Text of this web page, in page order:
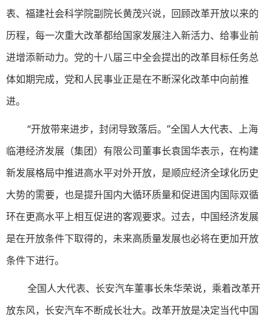
表、福建社会科学院副院长黄茂兴说，回顾改革开放以来的
历程，每一次重大改革都给国家发展注入新活力、给事业前
进增添新动力。党的十八届三中全会提出的改革目标任务总
体如期完成，党和人民事业正是在不断深化改革中向前推
进。
“开放带来进步，封闭导致落后。”全国人大代表、上海
临港经济发展（集团）有限公司董事长袁国华表示，在构建
新发展格局中推进高水平对外开放，是顺应经济全球化历史
大势的需要，也是提升国内大循环质量和促进国内国际双循
环在更高水平上相互促进的客观要求。过去，中国经济发展
是在开放条件下取得的，未来高质量发展也必将在更加开放
条件下进行。
全国人大代表、长安汽车董事长朱华荣说，乘着改革开
放东风，长安汽车不断成长壮大。改革开放是决定当代中国